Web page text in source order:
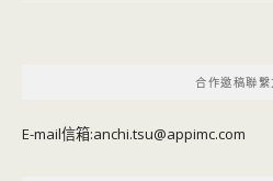
合作邀稿聯繫
E-mail信箱:anchi.tsu@appimc.com